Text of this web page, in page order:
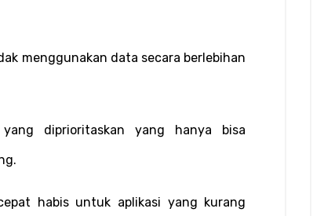
menggunakan data secara berlebihan
diprioritaskan yang hanya bisa
habis untuk aplikasi yang kurang